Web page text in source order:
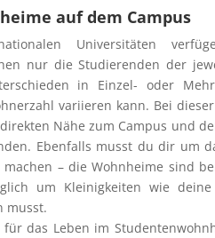
auf dem Campus
Universitäten
nur die Studierenden der
in Einzel- oder
variieren kann. Bei
Nähe zum Campus und
Ebenfalls musst du dir um
– die Wohnheime sind
um Kleinigkeiten wie deine
musst.
das Leben im